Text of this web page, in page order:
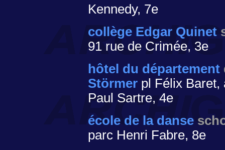
Kennedy, 7e
collège Edgar Quinet
91 rue de Crimée, 3e
hôtel du département
Störmer pl Félix
Paul Sartre, 4e
école de la danse
parc Henri Fabre, 8e